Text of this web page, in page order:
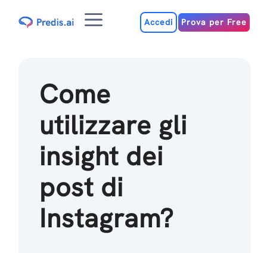
MenuAccedi Prova per Free
Come
utilizzare gli
insight dei
post di
Instagram?